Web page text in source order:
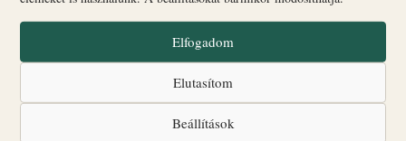
Elfogadom
Elutasítom
Beállítások